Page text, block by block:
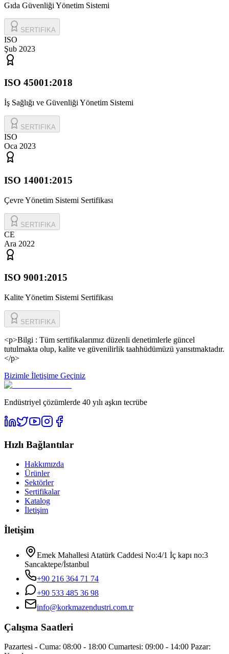
Gıda Güvenliği Yönetim Sistemi
SERTIFIKA
ISO
Şub 2023
ISO 45001:2018
İş Sağlığı ve Güvenliği Yönetim Sistemi
SERTIFIKA
ISO
Oca 2023
ISO 14001:2015
Çevre Yönetim Sistemi Sertifikası
SERTIFIKA
CE
Ara 2022
ISO 9001:2015
Kalite Yönetim Sistemi Sertifikası
SERTIFIKA
<p>Bilgi : Tüm sertifikalarımız düzenli denetimlerle güncel
tutulmakta olup, kalite ve güvenilirlik taahhüdümüzü yansıtmaktadır.
</p>
Bizimle İletişime Geçiniz
Endüstriyel çözümlerde 40 yılı aşkın tecrübe
Hızlı Bağlantılar
Hakkımızda
Ürünler
Sektörler
Sertifikalar
Katalog
İletişim
İletişim
Emek Mahallesi Atatürk Caddesi No:4/1 İç kapı no:3
Sancaktepe/İstanbul
+90 216 364 71 74
+90 533 485 36 98
info@korkmazendustri.com.tr
Çalışma Saatleri
Pazartesi - Cuma: 08:00 - 18:00 Cumartesi: 09:00 - 14:00 Pazar: